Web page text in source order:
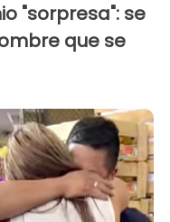
"sorpresa": se
que se